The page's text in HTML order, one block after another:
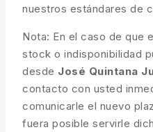
nuestros estándares de
Nota: En el caso de que
stock o indisponibilidad
desde José Quintana
contacto con usted
comunicarle el nuevo
fuera posible servirle